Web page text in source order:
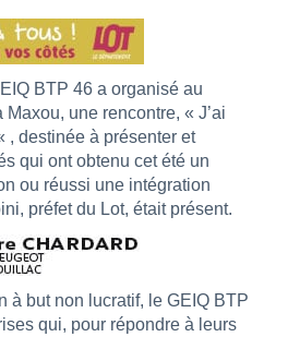
BTP 46 a organisé au
une rencontre, « J’ai
, destinée à présenter et
qui ont obtenu cet été un
ou réussi une intégration
préfet du Lot, était présent.
à but non lucratif, le GEIQ BTP
qui, pour répondre à leurs